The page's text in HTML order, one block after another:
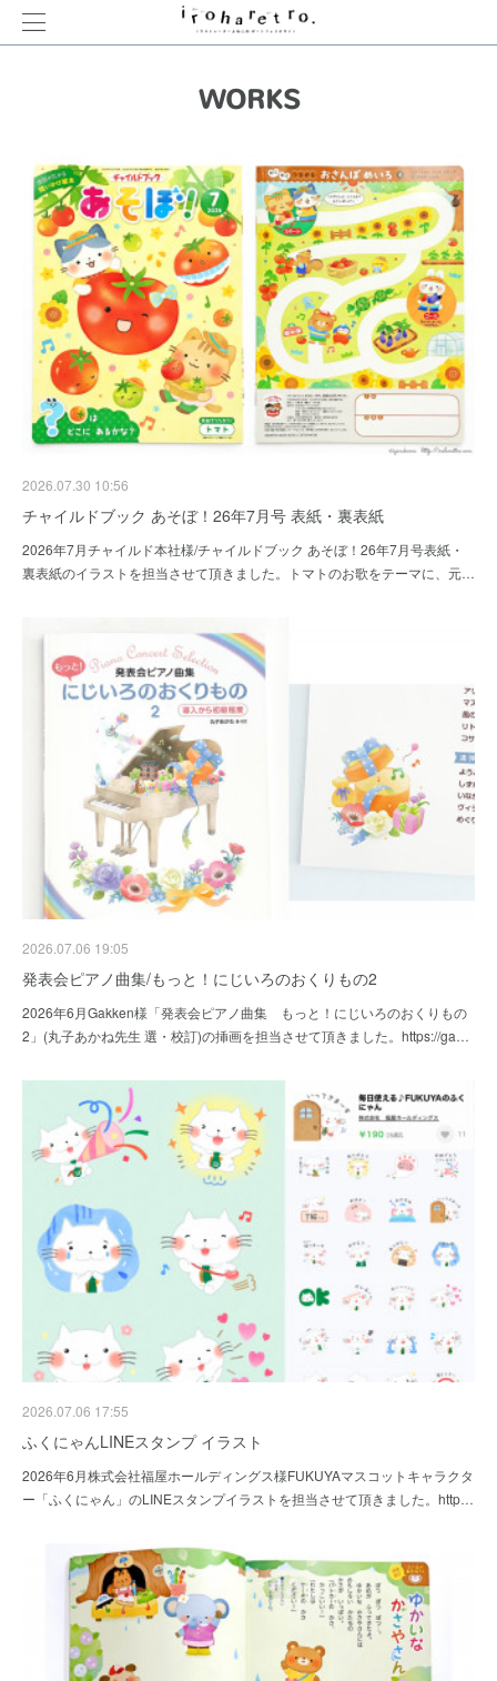
WORKS
2026.07.30 10:56
チャイルドブック あそぼ！26年7月号 表紙・裏表紙
2026年7月チャイルド本社様/チャイルドブック あそぼ！26年7月号表紙・
裏表紙のイラストを担当させて頂きました。トマトのお歌をテーマに、元…
2026.07.06 19:05
発表会ピアノ曲集/もっと！にじいろのおくりもの2
2026年6月Gakken様「発表会ピアノ曲集 もっと！にじいろのおくりもの
2」(丸子あかね先生 選・校訂)の挿画を担当させて頂きました。https://ga…
2026.07.06 17:55
ふくにゃんLINEスタンプ イラスト
2026年6月株式会社福屋ホールディングス様FUKUYAマスコットキャラクタ
ー「ふくにゃん」のLINEスタンプイラストを担当させて頂きました。http…